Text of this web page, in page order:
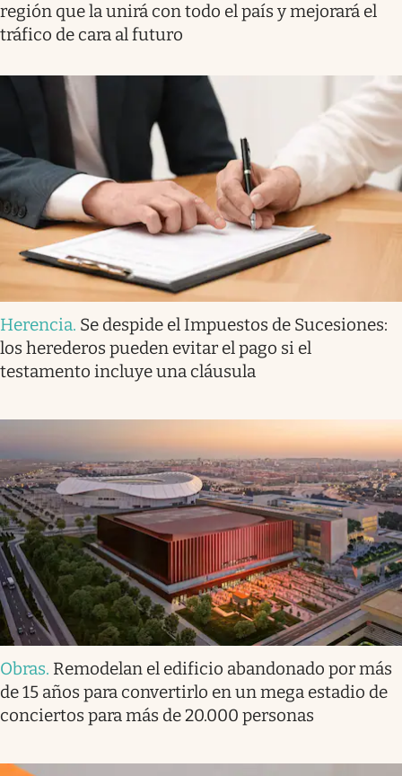
región que la unirá con todo el país y mejorará el
tráfico de cara al futuro
Herencia. Se despide el Impuestos de Sucesiones:
los herederos pueden evitar el pago si el
testamento incluye una cláusula
Obras. Remodelan el edificio abandonado por más
de 15 años para convertirlo en un mega estadio de
conciertos para más de 20.000 personas